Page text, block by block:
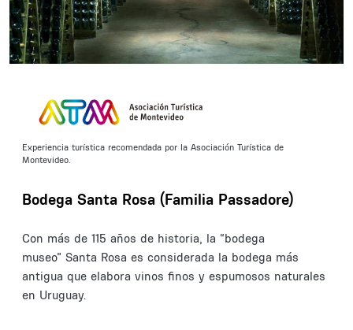
Experiencia turística recomendada por la Asociación Turística de
Montevideo.
Bodega Santa Rosa (Familia Passadore)
Con más de 115 años de historia, la “bodega
museo” Santa Rosa es considerada la bodega más
antigua que elabora vinos finos y espumosos naturales
en Uruguay.